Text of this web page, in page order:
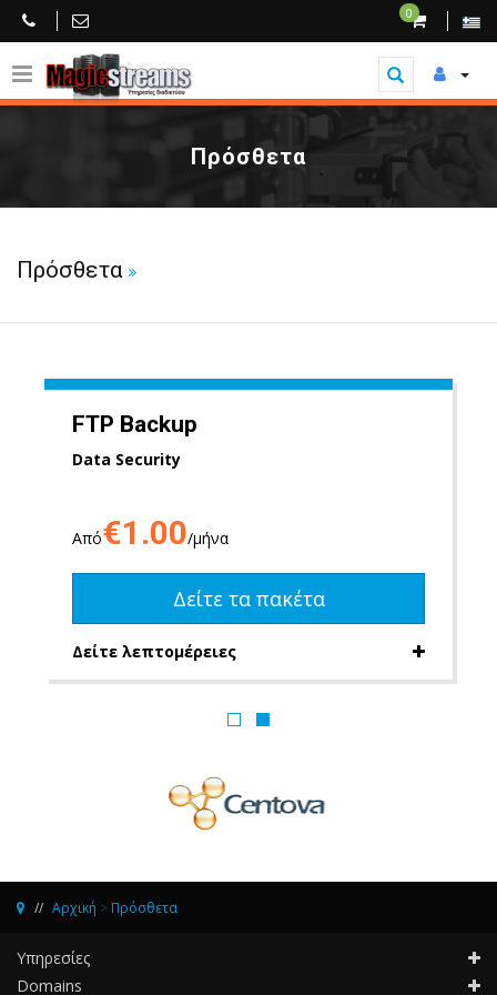
0
Πρόσθετα
Πρόσθετα
FTP Backup
Data Security
Από€1.00/μήνα
Δείτε τα πακέτα
Δείτε λεπτομέρειες
Αρχική > Πρόσθετα
Υπηρεσίες
Domains